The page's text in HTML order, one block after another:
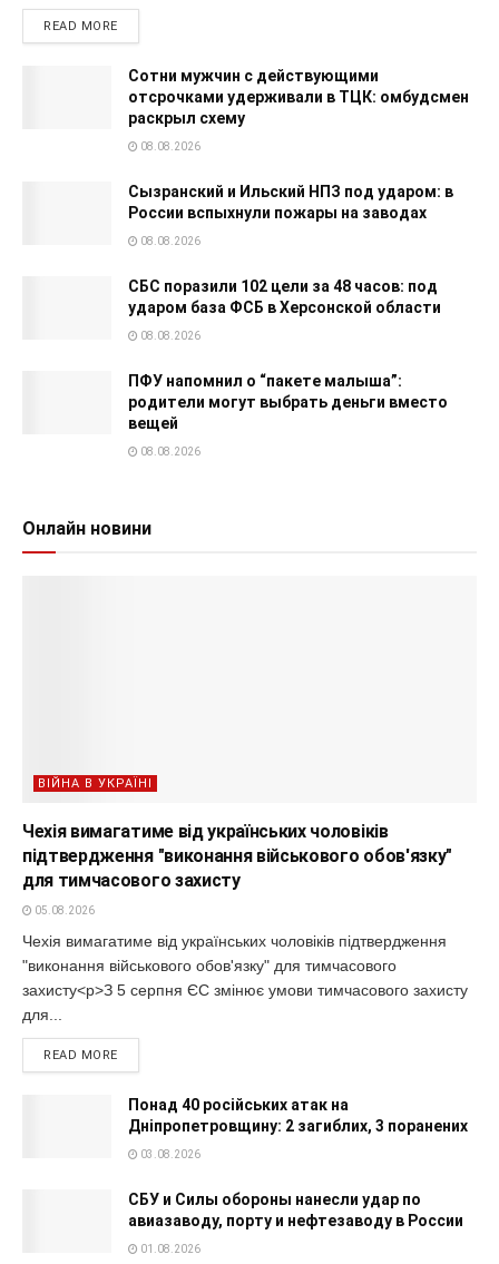
READ MORE
Сотни мужчин с действующими
отсрочками удерживали в ТЦК: омбудсмен
раскрыл схему
08.08.2026
Сызранский и Ильский НПЗ под ударом: в
России вспыхнули пожары на заводах
08.08.2026
СБС поразили 102 цели за 48 часов: под
ударом база ФСБ в Херсонской области
08.08.2026
ПФУ напомнил о “пакете малыша”:
родители могут выбрать деньги вместо
вещей
08.08.2026
Онлайн новини
ВІЙНА В УКРАЇНІ
Чехія вимагатиме від українських чоловіків
підтвердження "виконання військового обов'язку"
для тимчасового захисту
05.08.2026
Чехія вимагатиме від українських чоловіків підтвердження
"виконання військового обов'язку" для тимчасового
захисту<p>З 5 серпня ЄС змінює умови тимчасового захисту
для...
READ MORE
Понад 40 російських атак на
Дніпропетровщину: 2 загиблих, 3 поранених
03.08.2026
СБУ и Силы обороны нанесли удар по
авиазаводу, порту и нефтезаводу в России
01.08.2026